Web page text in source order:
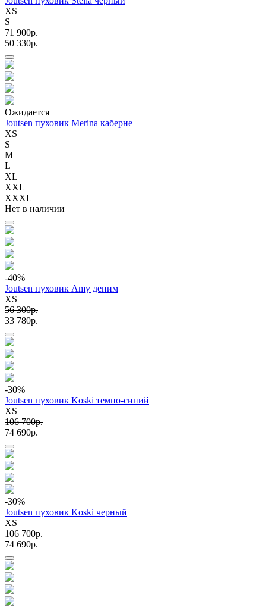
XS
S
71 900p.
50 330p.
Ожидается
Joutsen пуховик Merina каберне
XS
S
M
L
XL
XXL
XXXL
Нет в наличии
-40%
Joutsen пуховик Amy деним
XS
56 300p.
33 780p.
-30%
Joutsen пуховик Koski темно-синий
XS
106 700p.
74 690p.
-30%
Joutsen пуховик Koski черный
XS
106 700p.
74 690p.